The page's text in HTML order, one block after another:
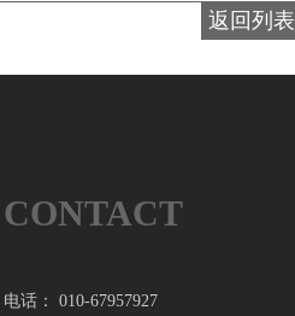
返回列表
CONTACT
电话： 010-67957927